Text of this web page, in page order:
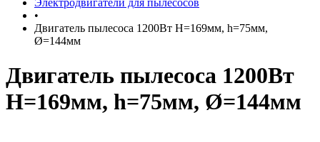
Электродвигатели для пылесосов
•
Двигатель пылесоса 1200Вт H=169мм, h=75мм,
Ø=144мм
Двигатель пылесоса 1200Вт
H=169мм, h=75мм, Ø=144мм